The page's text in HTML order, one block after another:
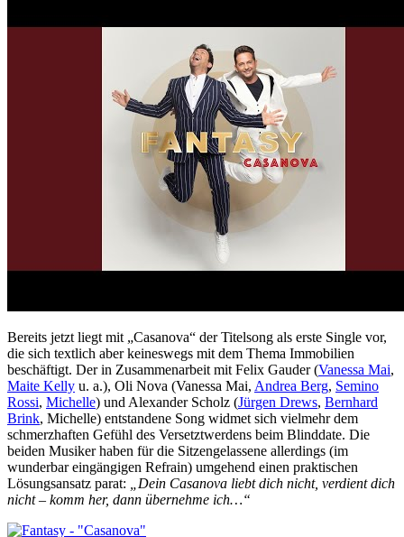
Bereits jetzt liegt mit „Casanova“ der Titelsong als erste Single vor,
die sich textlich aber keineswegs mit dem Thema Immobilien
beschäftigt. Der in Zusammenarbeit mit Felix Gauder (Vanessa Mai,
Maite Kelly u. a.), Oli Nova (Vanessa Mai, Andrea Berg, Semino
Rossi, Michelle) und Alexander Scholz (Jürgen Drews, Bernhard
Brink, Michelle) entstandene Song widmet sich vielmehr dem
schmerzhaften Gefühl des Versetztwerdens beim Blinddate. Die
beiden Musiker haben für die Sitzengelassene allerdings (im
wunderbar eingängigen Refrain) umgehend einen praktischen
Lösungsansatz parat:
„Dein Casanova liebt dich nicht, verdient dich
nicht – komm her, dann übernehme ich…“